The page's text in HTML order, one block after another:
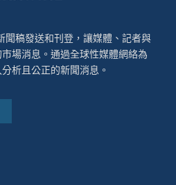
聞稿發送和刊登，讓媒體、記者與
場消息。通過全球性媒體網絡為
析且公正的新聞消息。